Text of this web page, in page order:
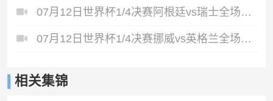
07月12日世界杯1/4决赛阿根廷vs瑞士全场录像
07月12日世界杯1/4决赛挪威vs英格兰全场录像
相关集锦